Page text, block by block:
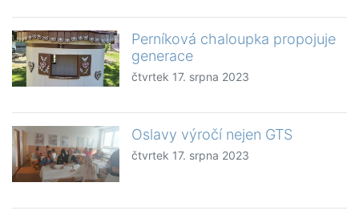
Perníková chaloupka propojuje
generace
čtvrtek 17. srpna 2023
Oslavy výročí nejen GTS
čtvrtek 17. srpna 2023